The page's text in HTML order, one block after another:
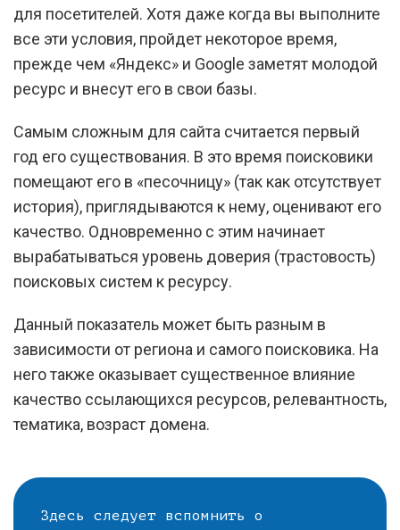
для посетителей. Хотя даже когда вы выполните
все эти условия, пройдет некоторое время,
прежде чем «Яндекс» и Google заметят молодой
ресурс и внесут его в свои базы.
Самым сложным для сайта считается первый
год его существования. В это время поисковики
помещают его в «песочницу» (так как отсутствует
история), приглядываются к нему, оценивают его
качество. Одновременно с этим начинает
вырабатываться уровень доверия (трастовость)
поисковых систем к ресурсу.
Данный показатель может быть разным в
зависимости от региона и самого поисковика. На
него также оказывает существенное влияние
качество ссылающихся ресурсов, релевантность,
тематика, возраст домена.
Здесь следует вспомнить о